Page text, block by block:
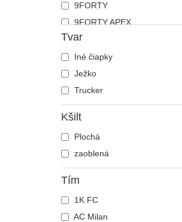
9FORTY
9FORTY APEX
9FORTY M-Crown
9SEVENTY
9TWENTY
A Frame
E Frame
Runner
Tvar
Iné čiapky
Ježko
Trucker
Kšilt
Plochá
zaoblená
Tím
1K FC
AC Milan